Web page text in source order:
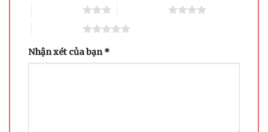
Nhận xét của bạn*